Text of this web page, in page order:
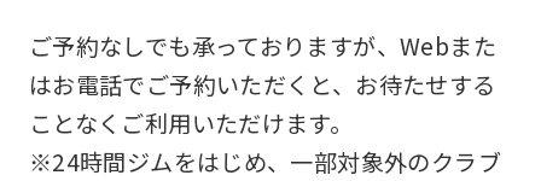
ご予約なしでも承っておりますが、Webまた
はお電話でご予約いただくと、お待たせする
ことなくご利用いただけます。
※24時間ジムをはじめ、一部対象外のクラブ